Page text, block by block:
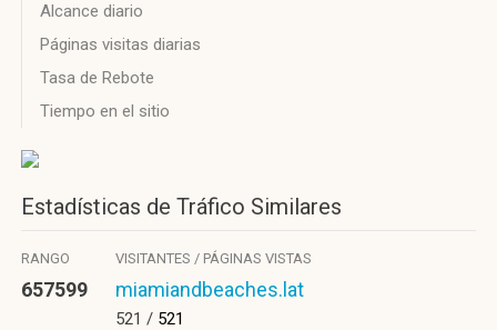
Alcance diario
Páginas visitas diarias
Tasa de Rebote
Tiempo en el sitio
Estadísticas de Tráfico Similares
RANGO VISITANTES / PÁGINAS VISTAS
657599 miamiandbeaches.lat
521 / 521